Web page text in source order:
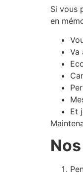
Si vous
en
Va
Et